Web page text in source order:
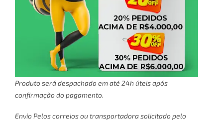
Produto será despachado em até 24h úteis após
confirmação do pagamento.
Envio Pelos correios ou transportadora solicitado pelo